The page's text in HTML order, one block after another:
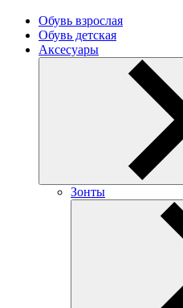
Обувь взрослая
Обувь детская
Аксесуары
Зонты